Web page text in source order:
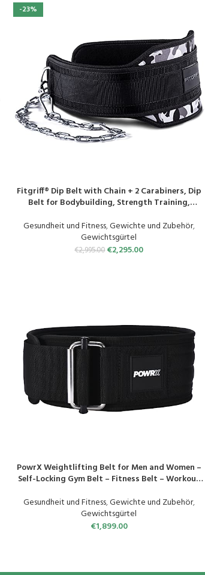
-23%
PRODUKT KAUFEN
Fitgriff® Dip Belt with Chain + 2 Carabiners, Dip
Belt for Bodybuilding, Strength Training,
Gesundheit und Fitness,Gewichte und Zubehör,
Gewichtsgürtel
€2,995.00€2,295.00
PRODUKT KAUFEN
PowrX Weightlifting Belt for Men and Women –
Self-Locking Gym Belt – Fitness Belt – Workout
38 x 4 x 16 cm – Black
Gesundheit und Fitness,Gewichte und Zubehör,
Gewichtsgürtel
€1,899.00